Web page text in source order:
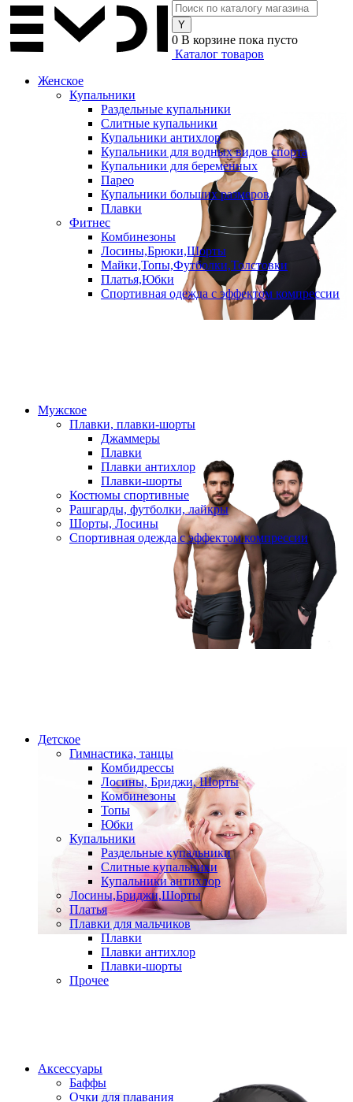
0 В корзине пока пусто
Каталог товаров
Женское
Купальники
Раздельные купальники
Слитные купальники
Купальники антихлор
Купальники для водных видов спорта
Купальники для беременных
Парео
Купальники больших размеров
Плавки
Фитнес
Комбинезоны
Лосины,Брюки,Шорты
Майки,Топы,Футболки,Толстовки
Платья,Юбки
Спортивная одежда с эффектом компрессии
Мужское
Плавки, плавки-шорты
Джаммеры
Плавки
Плавки антихлор
Плавки-шорты
Костюмы спортивные
Рашгарды, футболки, лайкры
Шорты, Лосины
Спортивная одежда с эффектом компрессии
Детское
Гимнастика, танцы
Комбидрессы
Лосины, Бриджи, Шорты
Комбинезоны
Топы
Юбки
Купальники
Раздельные купальники
Слитные купальники
Купальники антихлор
Лосины,Бриджи,Шорты
Платья
Плавки для мальчиков
Плавки
Плавки антихлор
Плавки-шорты
Прочее
Аксессуары
Баффы
Очки для плавания